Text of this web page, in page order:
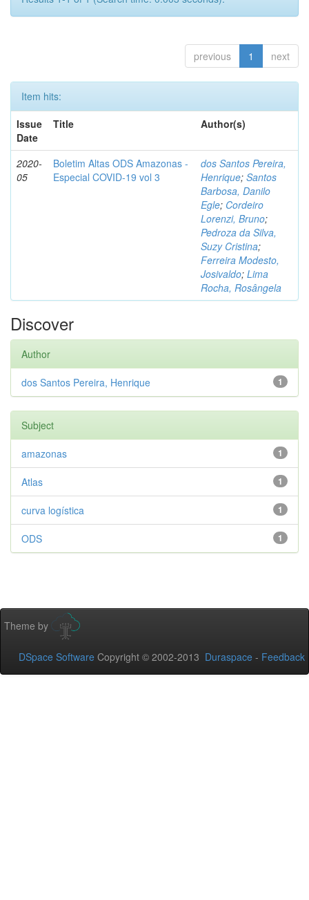
previous 1 next
Item hits:
Issue
Date
Title Author(s)
2020-
05
Boletim Altas ODS Amazonas -
Especial COVID-19 vol 3
dos Santos Pereira,
Henrique; Santos
Barbosa, Danilo
Egle; Cordeiro
Lorenzi, Bruno;
Pedroza da Silva,
Suzy Cristina;
Ferreira Modesto,
Josivaldo; Lima
Rocha, Rosângela
Discover
Author
1
dos Santos Pereira, Henrique
Subject
1
amazonas
1
Atlas
1
curva logística
1
ODS
Theme by
DSpace Software Copyright © 2002-2013 Duraspace - Feedback